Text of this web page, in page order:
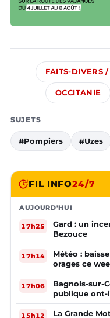
FAITS-DIVERS /
OCCITANIE
SUJETS
#Pompiers #Uzes
FIL INFO24/7
AUJOURD'HUI
17h25
Gard : un
Bezouce
17h14
Météo :
orages ce
17h06
Bagnols-sur-
publique ont-
la mairie ?
15h12 La Grande